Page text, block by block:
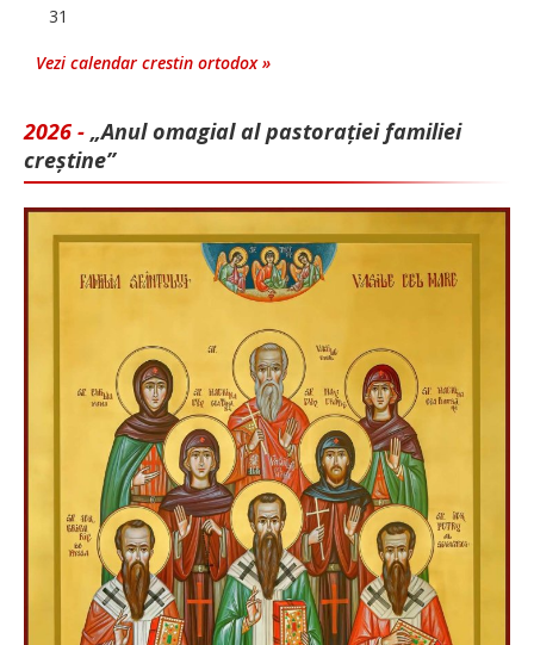
31
Vezi calendar crestin ortodox »
2026 - „Anul omagial al pastorației familiei
creștine”